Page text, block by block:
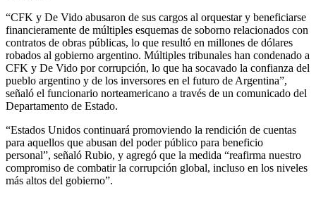
“CFK y De Vido abusaron de sus cargos al orquestar y beneficiarse
financieramente de múltiples esquemas de soborno relacionados con
contratos de obras públicas, lo que resultó en millones de dólares
robados al gobierno argentino. Múltiples tribunales han condenado a
CFK y De Vido por corrupción, lo que ha socavado la confianza del
pueblo argentino y de los inversores en el futuro de Argentina”,
señaló el funcionario norteamericano a través de un comunicado del
Departamento de Estado.
“Estados Unidos continuará promoviendo la rendición de cuentas
para aquellos que abusan del poder público para beneficio
personal”, señaló Rubio, y agregó que la medida “reafirma nuestro
compromiso de combatir la corrupción global, incluso en los niveles
más altos del gobierno”.